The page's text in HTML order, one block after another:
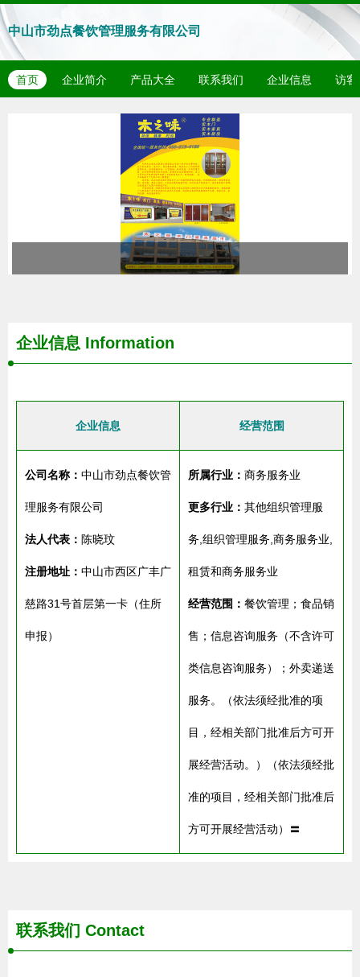
中山市劲点餐饮管理服务有限公司
首页 企业简介 产品大全 联系我们 企业信息 访客
企业信息 Information
企业信息 经营范围
公司名称： 中山市劲点餐饮管
理服务有限公司
法人代表： 陈晓玟
注册地址： 中山市西区广丰广
慈路31号首层第一卡（住所
申报）
所属行业： 商务服务业
更多行业： 其他组织管理服
务,组织管理服务,商务服务业,
租赁和商务服务业
经营范围： 餐饮管理；食品销
售；信息咨询服务（不含许可
类信息咨询服务）；外卖递送
服务。（依法须经批准的项
目，经相关部门批准后方可开
展经营活动。）（依法须经批
准的项目，经相关部门批准后
方可开展经营活动）〓
联系我们 Contact